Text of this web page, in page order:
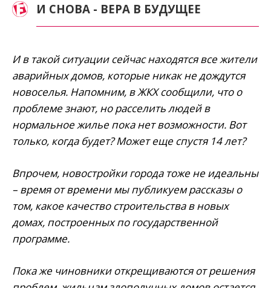
И СНОВА - ВЕРА В БУДУЩЕЕ
И в такой ситуации сейчас находятся все жители
аварийных домов, которые никак не дождутся
новоселья. Напомним, в ЖКХ сообщили, что о
проблеме знают, но расселить людей в
нормальное жилье пока нет возможности. Вот
только, когда будет? Может еще спустя 14 лет?
Впрочем, новостройки города тоже не идеальны
– время от времени мы публикуем рассказы о
том, какое качество строительства в новых
домах, построенных по государственной
программе.
Пока же чиновники открещиваются от решения